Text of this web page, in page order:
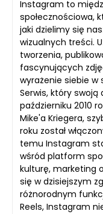
Instagram to
społecznościowa,
jaki dzielimy się
wizualnych treści.
tworzenia,
fascynujących
wyrażenie siebie w
Serwis, który swoją
październiku 2010
Mike'a Kriegera,
roku został
temu Instagram
wśród platform
kulturę, marketing
się w dzisiejszym
różnorodnym
Reels, Instagram